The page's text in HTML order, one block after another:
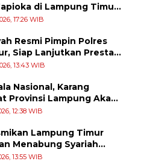
di Lampung Timur,
Langkah Pengawasan
17:26 WIB
Resmi Pimpin Polres
Siap Lanjutkan Prestasi
Heti Patmawati
13:43 WIB
Nasional, Karang
Provinsi Lampung Akan
Karya pada tanggal 7
12:38 WIB
Lampung Timur
Menabung Syariah
Impian ke Tanah Suci
13:55 WIB